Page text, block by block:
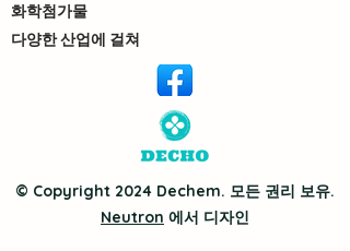
화학첨가물
다양한 산업에 걸쳐
© Copyright 2024 Dechem. 모든 권리 보유.
Neutron 에서 디자인